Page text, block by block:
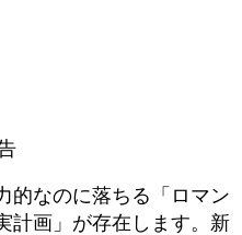
的なのに落ちる「ロマン
計画」が存在します。新